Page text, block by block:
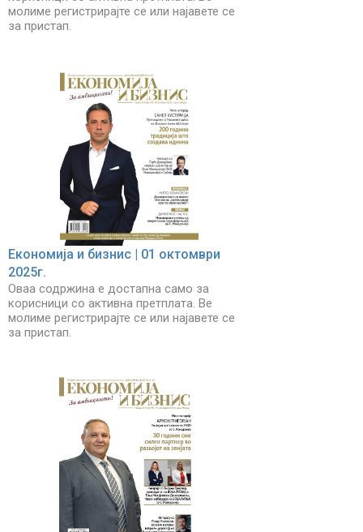
молиме регистрирајте се или најавете се
за пристап.
Економија и бизнис | 01 октомври
2025г.
Оваа содржина е достапна само за
корисници со активна претплата. Ве
молиме регистрирајте се или најавете се
за пристап.